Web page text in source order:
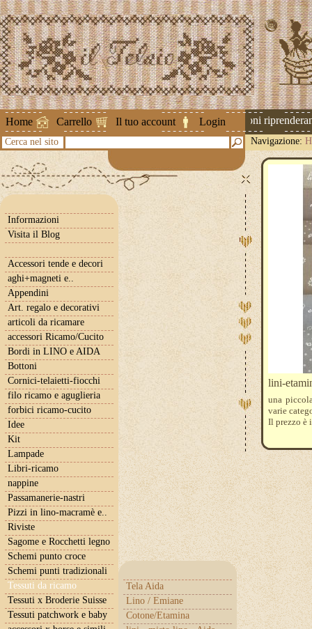
Home Carrello Il tuo account Login
Attenzione ! Le spedizioni
Cerca nel sito Navigazione:
Informazioni
Visita il Blog
Accessori tende e decori
aghi+magneti e..
Appendini
Art. regalo e decorativi
articoli da ricamare
accessori Ricamo/Cucito
Bordi in LINO e AIDA
Bottoni
Cornici-telaietti-fiocchi
filo ricamo e aguglieria
forbici ricamo-cucito
Idee
Kit
Lampade
Libri-ricamo
nappine
Passamanerie-nastri
Pizzi in lino-macramè e..
Riviste
Sagome e Rocchetti legno
Schemi punto croce
Schemi punti tradizionali
Tessuti da ricamo
Tela Aida
Lino / Emiane
Cotone/Etamina
Tessuti x Broderie Suisse
Tessuti patchwork e baby
lini-
una
varie
Il prezzo è